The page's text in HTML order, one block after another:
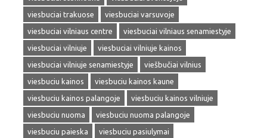
viesbuciai trakuose
viesbuciai varsuvoje
viesbuciai vilniaus centre
viesbuciai vilniaus senamiestyje
viesbuciai vilniuje
viesbuciai vilniuje kainos
viesbuciai vilniuje senamiestyje
viešbučiai vilnius
viesbuciu kainos
viesbuciu kainos kaune
viesbuciu kainos palangoje
viesbuciu kainos vilniuje
viesbuciu nuoma
viesbuciu nuoma palangoje
viesbuciu paieska
viesbuciu pasiulymai